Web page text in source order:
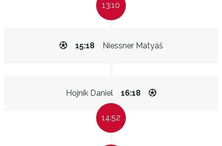
13:10
Niessner Matyáš
15:18
Hojník Daniel 16:18
14:52